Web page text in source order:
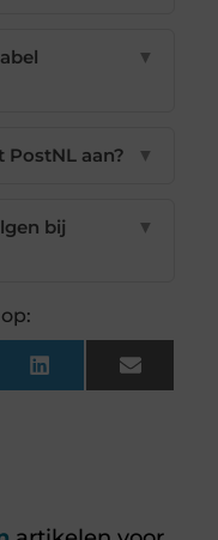
▼
PostNL aan? ▼
bij
▼
LinkedIn Email